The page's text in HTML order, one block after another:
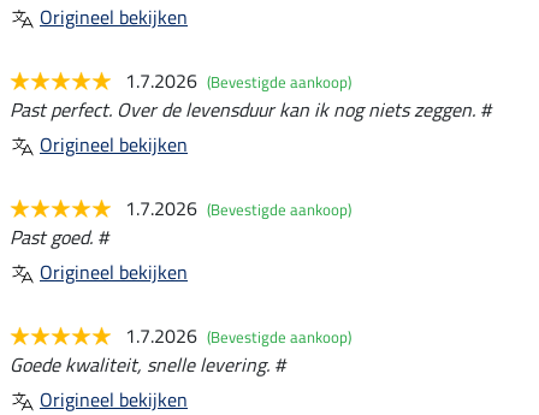
Origineel bekijken
1.7.2026 (Bevestigde aankoop)
Past perfect. Over de levensduur kan ik nog niets zeggen. #
Origineel bekijken
1.7.2026 (Bevestigde aankoop)
Past goed. #
Origineel bekijken
1.7.2026 (Bevestigde aankoop)
Goede kwaliteit, snelle levering. #
Origineel bekijken